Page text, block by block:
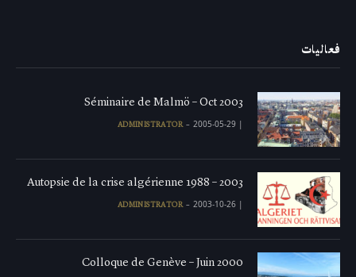
فعاليات
Séminaire de Malmö – Oct 2003
|
ADMINISTRATOR 2005-05-29
Autopsie de la crise algérienne 1988 – 2003
|
ADMINISTRATOR 2003-10-26
Colloque de Genève – Juin 2000